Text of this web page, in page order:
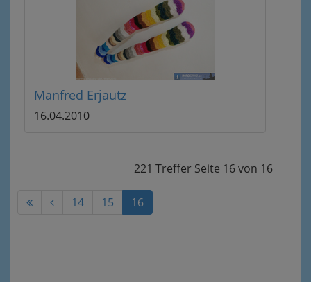
Manfred Erjautz
16.04.2010
221 Treffer Seite 16von 16
14 15 16